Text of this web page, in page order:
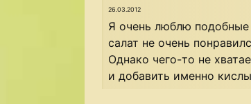
26.03.2012
Я очень люблю
салат не очень
Однако чего-то не
и добавить именно